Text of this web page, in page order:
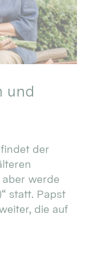
und
der
werde
statt. Papst
die auf